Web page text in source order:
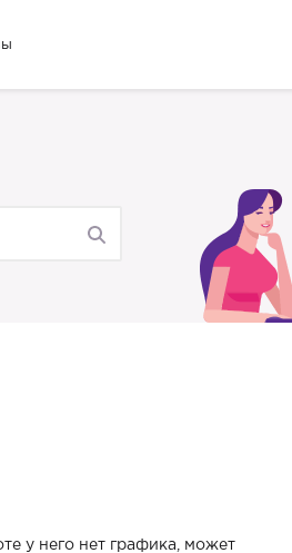
у него нет графика, может